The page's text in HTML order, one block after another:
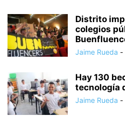
Distrito
colegios
Jaime Rueda -
Hay 130
tecnología
Jaime Rueda -